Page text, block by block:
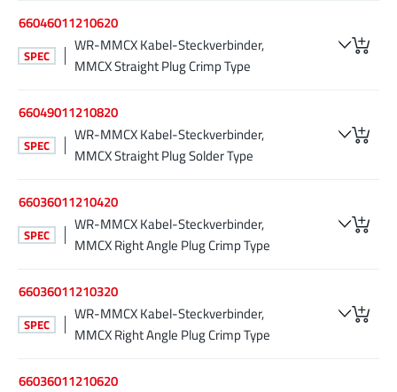
66046011210620
SPEC
WR-MMCX Kabel-Steckverbinder,
MMCX Straight Plug Crimp Type
66049011210820
SPEC
WR-MMCX Kabel-Steckverbinder,
MMCX Straight Plug Solder Type
66036011210420
SPEC
WR-MMCX Kabel-Steckverbinder,
MMCX Right Angle Plug Crimp Type
66036011210320
SPEC
WR-MMCX Kabel-Steckverbinder,
MMCX Right Angle Plug Crimp Type
66036011210620